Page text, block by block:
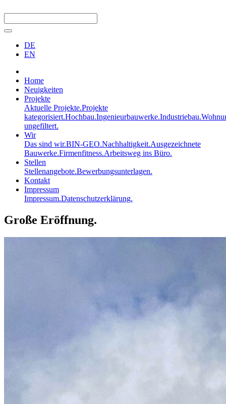
DE
EN
Home
Neuigkeiten
Projekte
Aktuelle Projekte.Projekte
kategorisiert.Hochbau.Ingenieurbauwerke.Industriebau.
ungefiltert.
Wir
Das sind wir.BIN-GEO.Nachhaltigkeit.Ausgezeichnete
Bauwerke.Firmenfitness.Arbeitsweg ins Büro.
Stellen
Stellenangebote.Bewerbungsunterlagen.
Kontakt
Impressum
Impressum.Datenschutzerklärung.
Große Eröffnung.